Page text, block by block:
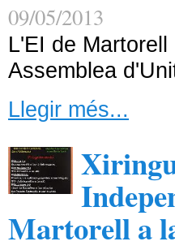
09/05/2013
L'EI de
Assemblea
Llegir més...
Martorell a